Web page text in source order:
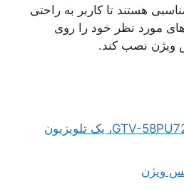
هستند تا کاربر به راحتی
های مورد نظر خود را روی
ویژن نصب کند.
جی پلاس مدل GTV-58PU726S، یک تلویزیون
ویژن